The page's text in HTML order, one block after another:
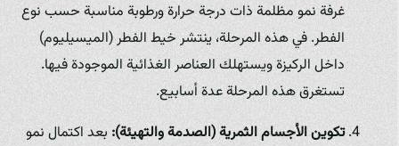
غرفة نمو مظلمة ذات درجة حرارة ورطوبة مناسبة حسب نوع
الفطر. في هذه المرحلة، ينتشر خيط الفطر (الميسيليوم)
داخل الركيزة ويستهلك العناصر الغذائية الموجودة فيها.
تستغرق هذه المرحلة عدة أسابيع.
تكوين الأجسام الثمرية (الصدمة والتهيئة):بعد اكتمال نمو